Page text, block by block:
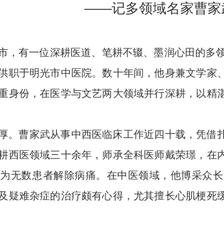
——记多领域名家曹家
，有一位深耕医道、笔耕不辍、墨润心田的多
职于明光市中医院。数十年间，他身兼文学家
身份，在医学与文艺两大领域并行深耕，以精
。曹家武从事中西医临床工作近四十载，凭借
西医领域三十余年，师承全科医师戴荣璟，在
无数患者解除病痛。在中医领域，他博采众
疑难杂症的治疗颇有心得，尤其擅长心肌梗死